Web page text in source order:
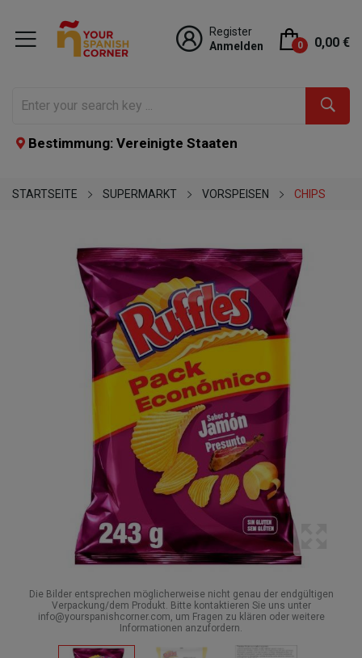
Register
Anmelden
0 0,00 €
Bestimmung: Vereinigte Staaten
STARTSEITE SUPERMARKT VORSPEISEN CHIPS
Die Bilder entsprechen möglicherweise nicht genau der endgültigen
Verpackung/dem Produkt. Bitte kontaktieren Sie uns unter
info@yourspanishcorner.com, um Fragen zu klären oder weitere
Informationen anzufordern.